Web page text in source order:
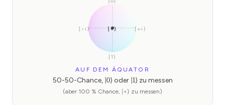
|+⟩
|−⟩ |+i⟩
|−i⟩
|1⟩
AUF DEM ÄQUATOR
50-50-Chance, 0⟩oder 1⟩zu messen
(aber 100 % Chance, | +⟩ zu messen)